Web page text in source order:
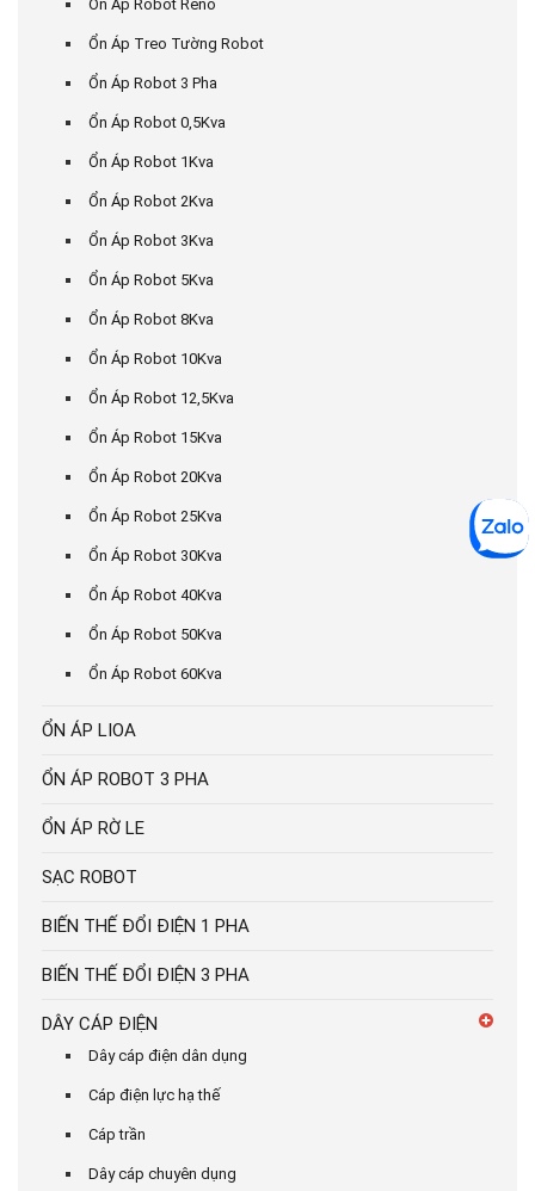
Ổn Áp Robot Reno
Ổn Áp Treo Tường Robot
Ổn Áp Robot 3 Pha
Ổn Áp Robot 0,5Kva
Ổn Áp Robot 1Kva
Ổn Áp Robot 2Kva
Ổn Áp Robot 3Kva
Ổn Áp Robot 5Kva
Ổn Áp Robot 8Kva
Ổn Áp Robot 10Kva
Ổn Áp Robot 12,5Kva
Ổn Áp Robot 15Kva
Ổn Áp Robot 20Kva
Ổn Áp Robot 25Kva
Ổn Áp Robot 30Kva
Ổn Áp Robot 40Kva
Ổn Áp Robot 50Kva
Ổn Áp Robot 60Kva
ỔN ÁP LIOA
ỔN ÁP ROBOT 3 PHA
ỔN ÁP RỜ LE
SẠC ROBOT
BIẾN THẾ ĐỔI ĐIỆN 1 PHA
BIẾN THẾ ĐỔI ĐIỆN 3 PHA
DÂY CÁP ĐIỆN
Dây cáp điện dân dụng
Cáp điện lực hạ thế
Cáp trần
Dây cáp chuyên dụng